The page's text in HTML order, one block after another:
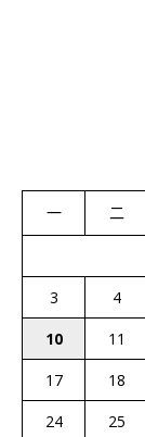
一 二
3
4
10
11
17
18
24
25